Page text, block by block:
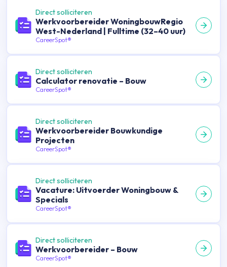
Direct solliciteren
Werkvoorbereider WoningbouwRegio
West-Nederland | Fulltime (32–40 uur)
CareerSpot®
Direct solliciteren
Calculator renovatie – Bouw
CareerSpot®
Direct solliciteren
Werkvoorbereider Bouwkundige
Projecten
CareerSpot®
Direct solliciteren
Vacature: Uitvoerder Woningbouw &
Specials
CareerSpot®
Direct solliciteren
Werkvoorbereider – Bouw
CareerSpot®